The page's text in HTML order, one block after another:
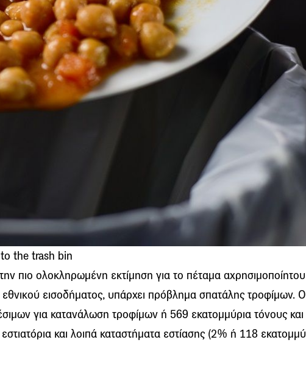
the trash bin
πιο ολοκληρωμένη εκτίμηση για το πέταμα αχρησιμοποίητου
εισοδήματος, υπάρχει πρόβλημα σπατάλης τροφίμων. Ο
για κατανάλωση τροφίμων ή 569 εκατομμύρια τόνους και
και λοιπά καταστήματα εστίασης (2% ή 118